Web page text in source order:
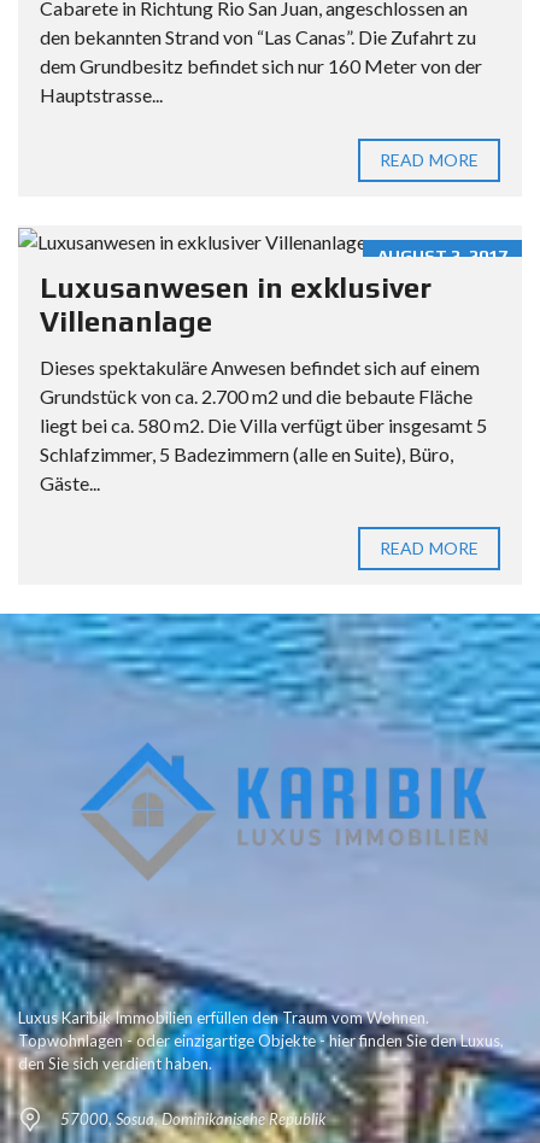
Cabarete in Richtung Rio San Juan, angeschlossen an
den bekannten Strand von “Las Canas”. Die Zufahrt zu
dem Grundbesitz befindet sich nur 160 Meter von der
Hauptstrasse...
READ MORE
AUGUST 2, 2017
Luxusanwesen in exklusiver
Villenanlage
Dieses spektakuläre Anwesen befindet sich auf einem
Grundstück von ca. 2.700 m2 und die bebaute Fläche
liegt bei ca. 580 m2. Die Villa verfügt über insgesamt 5
Schlafzimmer, 5 Badezimmern (alle en Suite), Büro,
Gäste...
READ MORE
Luxus Karibik Immobilien erfüllen den Traum vom Wohnen.
Topwohnlagen - oder einzigartige Objekte - hier finden Sie den Luxus,
den Sie sich verdient haben.
57000, Sosua, Dominikanische Republik